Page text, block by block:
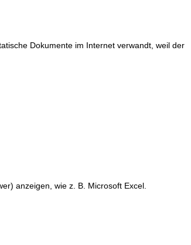
Dokumente im Internet verwandt, weil der
anzeigen, wie z. B. Microsoft Excel.